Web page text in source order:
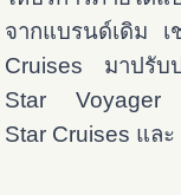
จากแบรนด์เดิม
Cruises มาปรับป
Star Voyager เ
Star Cruises แล